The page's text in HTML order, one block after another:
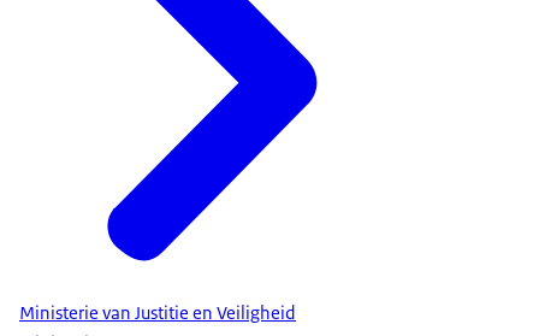
Ministerie van Justitie en Veiligheid